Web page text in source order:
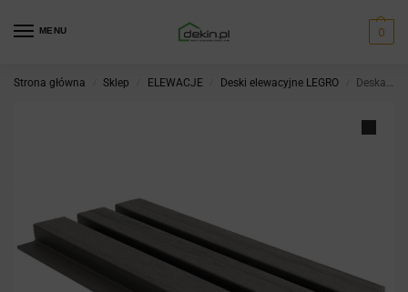
MENU 0
Strona główna Sklep ELEWACJE Deski elewacyjne LEGRO Deska elewacyjna Legro Natural FS 15 Basalt